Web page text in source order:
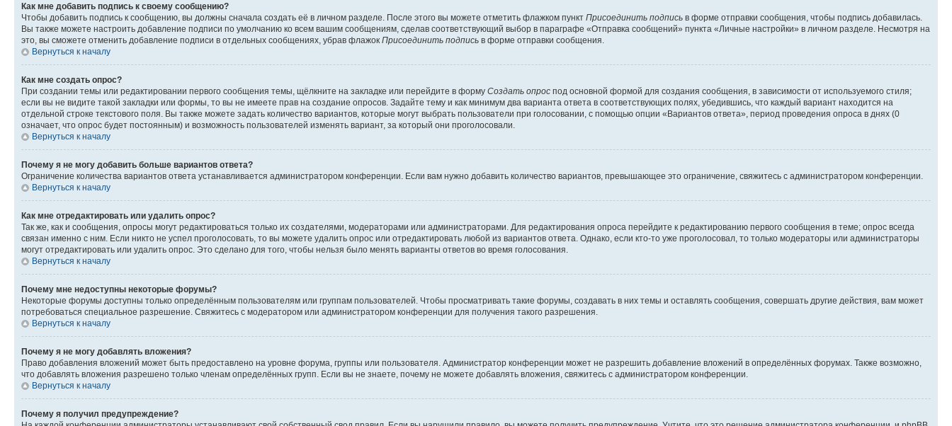
Как мне добавить подпись к своему сообщению?
Чтобы добавить подпись к сообщению, вы должны сначала создать её в личном разделе. После этого вы можете отметить флажком пункт Присоединить подпись в форме отправки сообщения, чтобы подпись добавилась.
Вы также можете настроить добавление подписи по умолчанию ко всем вашим сообщениям, сделав соответствующий выбор в параграфе «Отправка сообщений» пункта «Личные настройки» в личном разделе. Несмотря на
это, вы сможете отменить добавление подписи в отдельных сообщениях, убрав флажок Присоединить подпись в форме отправки сообщения.
Вернуться к началу
Как мне создать опрос?
При создании темы или редактировании первого сообщения темы, щёлкните на закладке или перейдите в форму Создать опрос под основной формой для создания сообщения, в зависимости от используемого стиля;
если вы не видите такой закладки или формы, то вы не имеете прав на создание опросов. Задайте тему и как минимум два варианта ответа в соответствующих полях, убедившись, что каждый вариант находится на
отдельной строке текстового поля. Вы также можете задать количество вариантов, которые могут выбрать пользователи при голосовании, с помощью опции «Вариантов ответа», период проведения опроса в днях (0
означает, что опрос будет постоянным) и возможность пользователей изменять вариант, за который они проголосовали.
Вернуться к началу
Почему я не могу добавить больше вариантов ответа?
Ограничение количества вариантов ответа устанавливается администратором конференции. Если вам нужно добавить количество вариантов, превышающее это ограничение, свяжитесь с администратором конференции.
Вернуться к началу
Как мне отредактировать или удалить опрос?
Так же, как и сообщения, опросы могут редактироваться только их создателями, модераторами или администраторами. Для редактирования опроса перейдите к редактированию первого сообщения в теме; опрос всегда
связан именно с ним. Если никто не успел проголосовать, то вы можете удалить опрос или отредактировать любой из вариантов ответа. Однако, если кто-то уже проголосовал, то только модераторы или администраторы
могут отредактировать или удалить опрос. Это сделано для того, чтобы нельзя было менять варианты ответов во время голосования.
Вернуться к началу
Почему мне недоступны некоторые форумы?
Некоторые форумы доступны только определённым пользователям или группам пользователей. Чтобы просматривать такие форумы, создавать в них темы и оставлять сообщения, совершать другие действия, вам может
потребоваться специальное разрешение. Свяжитесь с модератором или администратором конференции для получения такого разрешения.
Вернуться к началу
Почему я не могу добавлять вложения?
Право добавления вложений может быть предоставлено на уровне форума, группы или пользователя. Администратор конференции может не разрешить добавление вложений в определённых форумах. Также возможно,
что добавлять вложения разрешено только членам определённых групп. Если вы не знаете, почему не можете добавлять вложения, свяжитесь с администратором конференции.
Вернуться к началу
Почему я получил предупреждение?